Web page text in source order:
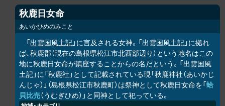
秋鹿日女命
あいかひめのみこと
「出雲国風土記」に言及される女神。「出雲国風土記」に拠れ
ば、秋鹿郡（現在の島根県松江市北西部辺り）という地名はこの
地に秋鹿日女命が鎮座することからの名だという。「出雲国風
土記」に「秋鹿社」として記載されている現「秋鹿神社（あいかじ
んじゃ）」（島根県松江市秋鹿町）は祭神として秋鹿日女命を「蛤
貝比売（うむぎひめ）」と同神として祀っている。